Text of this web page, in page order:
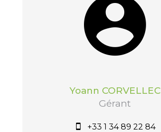
Yoann CORVELLEC
Gérant
+33 1 34 89 22 84